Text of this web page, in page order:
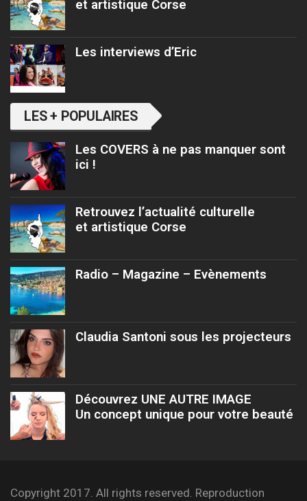
et artistique Corse
Les interviews d’Eric
LES + POPULAIRES
Les COVERS à ne pas manquer sont
ici !
Retrouvez l’actualité culturelle
et artistique Corse
Radio – Magazine – Evènements
Claudia Santoni sous les projecteurs
Découvrez UNE AUTRE IMAGE
Un concept unique pour votre beauté
Copyright 2017. All rights reserved. Reproduction